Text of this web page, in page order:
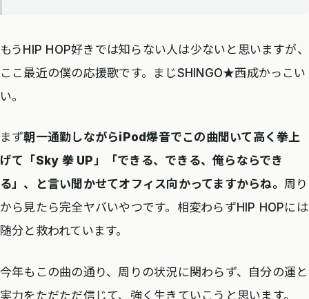
もうHIP HOP好きでは知らない人は少ないと思いますが、
ここ最近の僕の応援歌です。まじSHINGO★西成かっこい
い。
まず朝一通勤しながらiPod爆音でこの曲聞いて高く拳上
げて「Sky 拳 UP」「できる、できる、俺らならでき
る」、と言い聞かせてオフィス向かってますからね。 周り
から見たら完全ヤバいやつです。相変わらずHIP HOPには
随分と救われています。
今年もこの曲の通り、周りの状況に関わらず、自分の運と
実力をただただ信じて、強く生きていこうと思います。